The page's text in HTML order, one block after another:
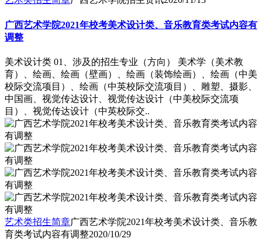
广西艺术学院2021年校考美术设计类、音乐教育类考试内容有
调整
美术设计类 01、涉及的招生专业（方向） 美术学（美术教
育）、绘画、绘画（壁画）、绘画（装饰绘画）、绘画（中美
校际交流项目）、绘画（中英校际交流项目）、雕塑、摄影、
中国画、视觉传达设计、视觉传达设计（中美校际交流项
目）、视觉传达设计（中英校际交..
艺术类招生简章广西艺术学院2021年校考美术设计类、音乐教
育类考试内容有调整2020/10/29